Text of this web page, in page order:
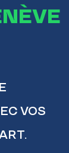
VOS